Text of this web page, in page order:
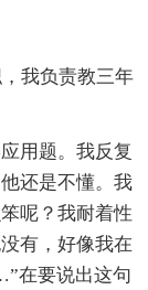
我负责教三年
用题。我反复
还是不懂。我
呢？我耐着性
有，好像我在
在要说出这句